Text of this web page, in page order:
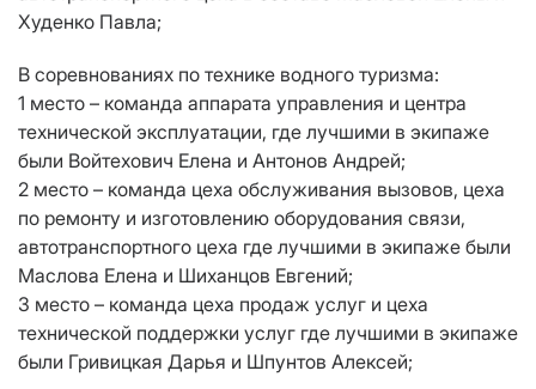
Худенко Павла;
В соревнованиях по технике водного туризма:
1 место – команда аппарата управления и центра
технической эксплуатации, где лучшими в экипаже
были Войтехович Елена и Антонов Андрей;
2 место – команда цеха обслуживания вызовов, цеха
по ремонту и изготовлению оборудования связи,
автотранспортного цеха где лучшими в экипаже были
Маслова Елена и Шиханцов Евгений;
3 место – команда цеха продаж услуг и цеха
технической поддержки услуг где лучшими в экипаже
были Гривицкая Дарья и Шпунтов Алексей;